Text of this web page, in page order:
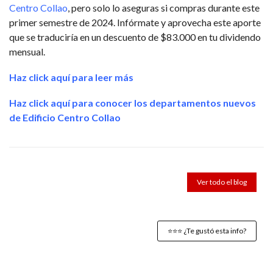
Centro Collao, pero solo lo aseguras si compras durante este
primer semestre de 2024. Infórmate y aprovecha este aporte
que se traduciría en un descuento de $83.000 en tu dividendo
mensual.
Haz click aquí para leer más
Haz click aquí para conocer los departamentos nuevos
de Edificio Centro Collao
Ver todo el blog
⭐️⭐️⭐️ ¿Te gustó esta info?